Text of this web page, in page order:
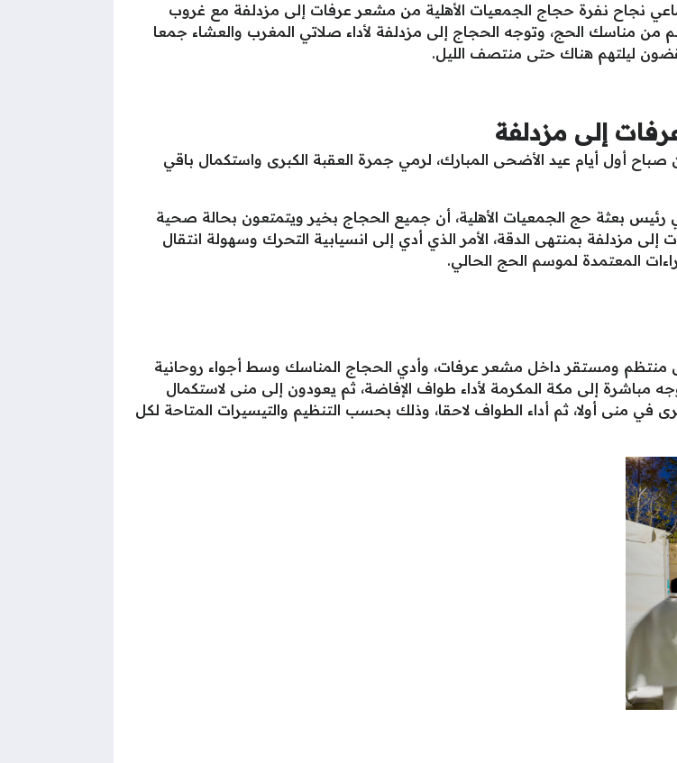
نجاح نفرة حجاج الجمعيات الأهلية من مشعر عرفات إلى مزدلفة مع غروب
مناسك الحج، وتوجه الحجاج إلى مزدلفة لأداء صلاتي المغرب والعشاء جمعا
ليلتهم هناك حتى منتصف الليل.
إلى مزدلفة
أول أيام عيد الأضحى المبارك، لرمي جمرة العقبة الكبرى واستكمال باقي
رئيس بعثة حج الجمعيات الأهلية، أن جميع الحجاج بخير ويتمتعون بحالة صحية
مزدلفة بمنتهى الدقة، الأمر الذي أدي إلى انسيابية التحرك وسهولة انتقال
المعتمدة لموسم الحج الحالي.
منتظم ومستقر داخل مشعر عرفات، وأدي الحجاج المناسك وسط أجواء روحانية
مباشرة إلى مكة المكرمة لأداء طواف الإفاضة، ثم يعودون إلى منى لاستكمال
في منى أولا، ثم أداء الطواف لاحقا، وذلك بحسب التنظيم والتيسيرات المتاحة لكل